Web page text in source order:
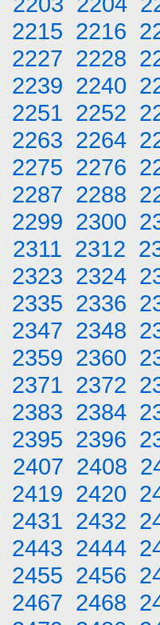
2215 2216
2227 2228
2239 2240
2251 2252
2263 2264
2275 2276
2287 2288
2299 2300
2311 2312
2323 2324
2335 2336
2347 2348
2359 2360
2371 2372
2383 2384
2395 2396
2407 2408
2419 2420
2431 2432
2443 2444
2455 2456
2467 2468